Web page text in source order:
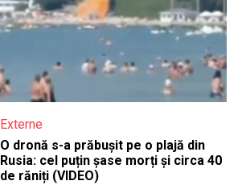
Externe
O dronă s-a prăbușit pe o plajă din
Rusia: cel puțin șase morți și circa 40
de răniți (VIDEO)